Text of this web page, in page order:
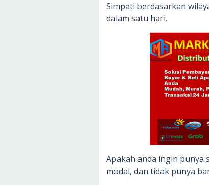
Simpati berdasarkan
dalam satu hari.
Apakah anda ingin punya
modal, dan tidak punya